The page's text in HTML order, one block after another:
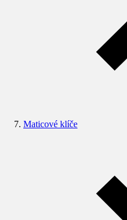
Maticové klíče